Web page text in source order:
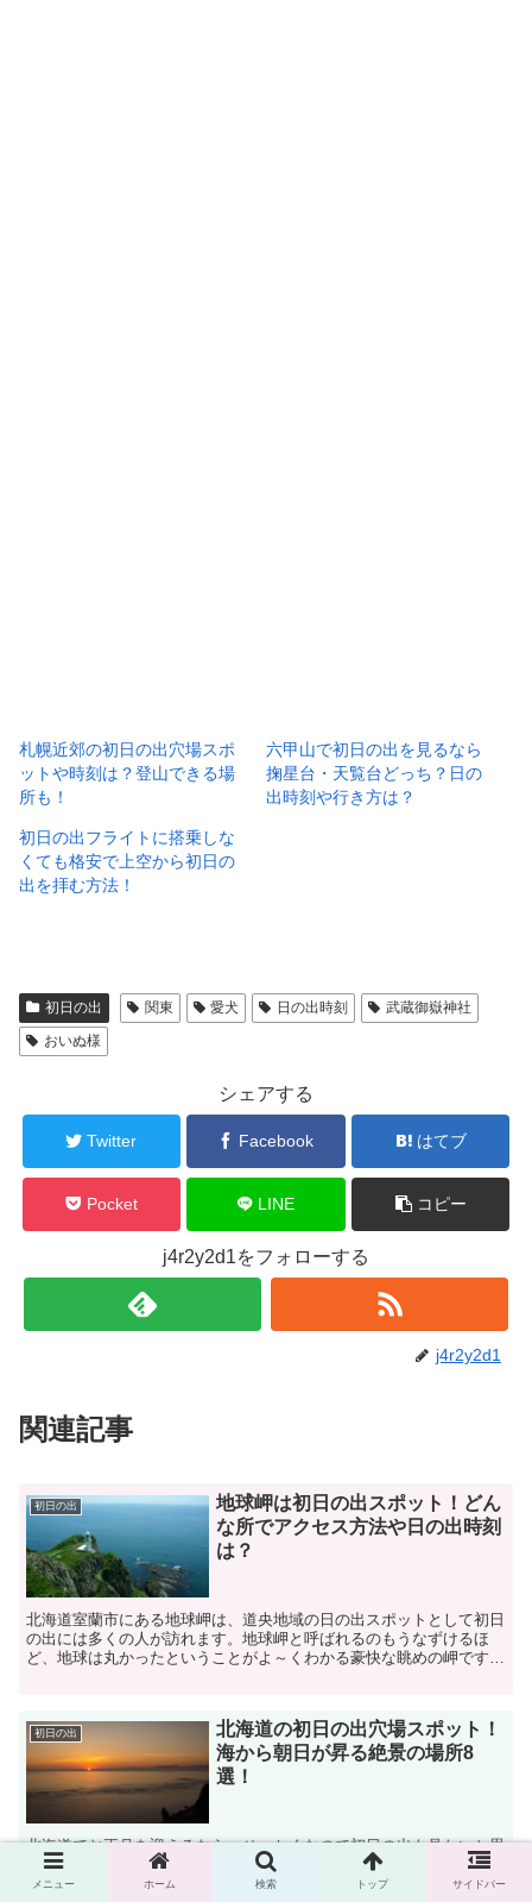
札幌近郊の初日の出穴場スポ
ットや時刻は？登山できる場
所も！
六甲山で初日の出を見るなら
掬星台・天覧台どっち？日の
出時刻や行き方は？
初日の出フライトに搭乗しな
くても格安で上空から初日の
出を拝む方法！
初日の出 関東 愛犬 日の出時刻
武蔵御嶽神社
おいぬ様
シェアする
Twitter Facebook はてブ
Pocket LINE コピー
j4r2y2d1をフォローする
j4r2y2d1
関連記事
初日の出
地球岬は初日の出スポット！どん
な所でアクセス方法や日の出時刻
は？
北海道室蘭市にある地球岬は、道央地域の日の出スポットとして初日
の出には多くの人が訪れます。地球岬と呼ばれるのもうなずけるほ
ど、地球は丸かったということがよ～くわかる豪快な眺めの岬です。
初日の出
北海道の初日の出穴場スポット！
海から朝日が昇る絶景の場所8
選！
北海道でお正月を迎えるなら、せっかくなので初日の出も見たいと思
いますよね！でも、日の出の名所は混雑過ぎてキレイに見えない・・
初日の出を見るなら混雑は避けてゆっくり見たい！渋滞になっていな
メニュー ホーム 検索 トップ サイドバー